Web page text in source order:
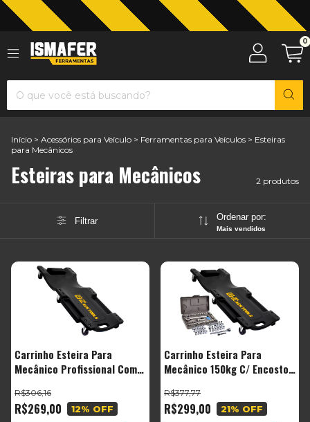
Jardinagem com The Black Tools 0
Início > Acessórios para Veículo > Ferramentas para Veículos > Esteiras
para Mecânicos
Esteiras para Mecânicos 2 produtos
Filtrar Ordenar por:
Mais vendidos
Carrinho Esteira Para
Mecânico Profissional Com
R$269,00
R$306,16
12% OFF
Carrinho Esteira Para
Mecânico 150kg C/ Encosto
Catraca 40 Peças The Black
Tools
R$299,00
R$377,77
21% OFF